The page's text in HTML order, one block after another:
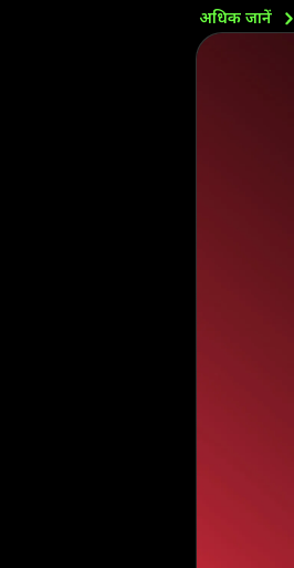
अधिक जानें